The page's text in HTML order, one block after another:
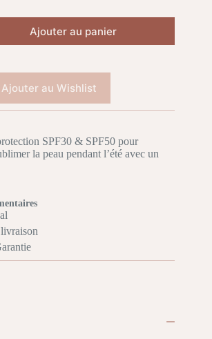
Ajouter au panier
Ajouter au Wishlist
SPF30 & SPF50 pour
la peau pendant l’été avec un